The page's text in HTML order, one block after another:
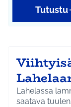
Tutustu
Lahelassa
saatava